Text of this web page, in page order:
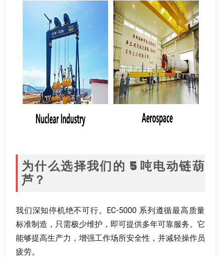
为什么选择我们的 5 吨电动链葫
芦？
我们深知停机绝不可行。 EC-5000 系列遵循最高质量
标准制造 ， 只需极少维护 ， 即可提供多年可靠服务。 它
能够提高生产力 ， 增强工作场所安全性 ， 并减轻操作员
疲劳。